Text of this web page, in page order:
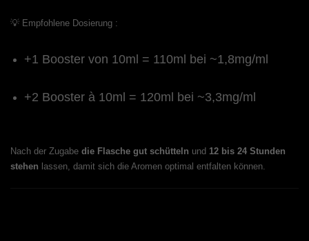
💡 Empfohlene Dosierung :
+1 Booster von 10ml = 110ml bei ~1,8mg/ml
+2 Booster à 10ml = 120ml bei ~3,3mg/ml
Nach der Zugabe die Flasche gut schütteln und 12 bis 24 Stunden
stehen lassen, damit sich die Aromen optimal entfalten können.